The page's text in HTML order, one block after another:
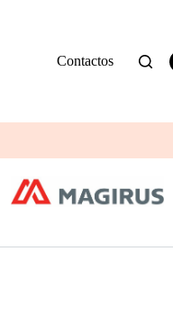
Contactos